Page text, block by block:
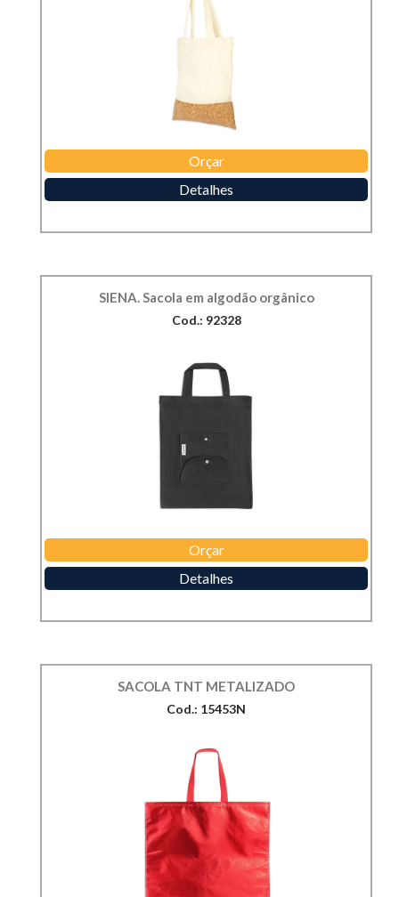
Orçar
Detalhes
SIENA. Sacola em algodão orgânico
Cod.: 92328
Orçar
Detalhes
SACOLA TNT METALIZADO
Cod.: 15453N